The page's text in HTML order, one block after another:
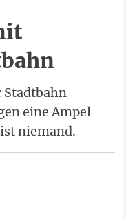
Stadtbahn
eine Ampel
niemand.